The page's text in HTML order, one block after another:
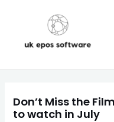
Don’t Miss the
to watch in July